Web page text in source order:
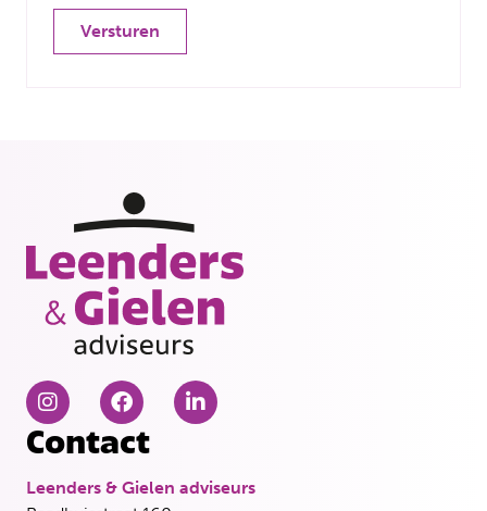
Versturen
Contact
Leenders & Gielen adviseurs